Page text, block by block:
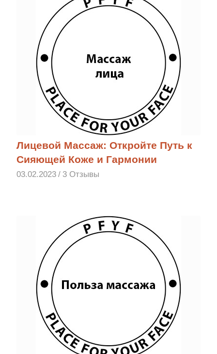
Лицевой Массаж: Откройте Путь к
Сияющей Коже и Гармонии
03.02.2023 / 3 Отзывы